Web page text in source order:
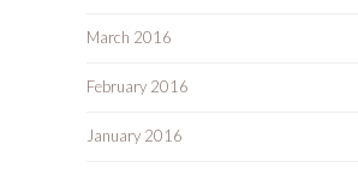
March 2016
February 2016
January 2016